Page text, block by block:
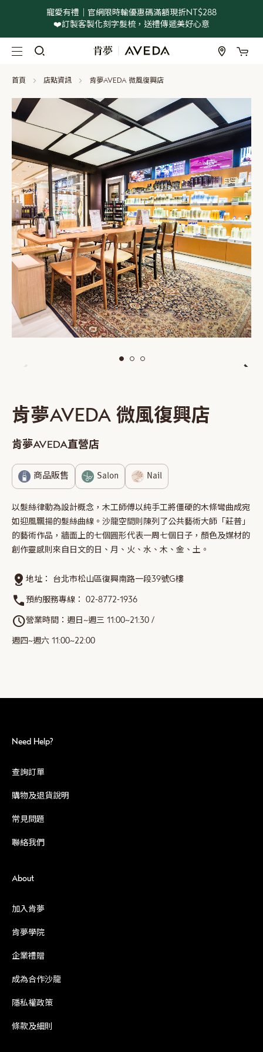
寵愛有禮｜官網限時輸優惠碼滿額現折NT$288
❤️訂製客製化刻字髮梳，送禮傳遞美好心意
首頁 店點資訊 肯夢AVEDA 微風復興店
肯夢AVEDA 微風復興店
肯夢AVEDA直營店
商品販售 Salon Nail
以髮絲律動為設計概念，木工師傅以純手工將僵硬的木條彎曲成宛
如迎風飄揚的髮絲曲線。沙龍空間則陳列了公共藝術大師「莊普」
的藝術作品，牆面上的七個圓形代表一周七個日子，顏色及媒材的
創作靈感則來自日文的日、月、火、水、木、金、土。
distance 地址： 台北市松山區復興南路一段39號G樓
call預約服務專線： 02-8772-1936
schedule營業時間：週日~週三 11:00~21:30 /
週四~週六 11:00~22:00
About
加入肯夢
肯夢學院
企業禮贈
成為合作沙龍
隱私權政策
條款及細則
Need Help?
查詢訂單
購物及退貨說明
常見問題
聯絡我們